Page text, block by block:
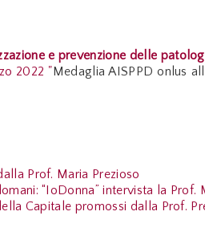
e prevenzione delle
2022 "Medaglia AISPPD onlus
Prof. Maria Prezioso
“IoDonna” intervista la Prof.
Capitale promossi dalla Prof.